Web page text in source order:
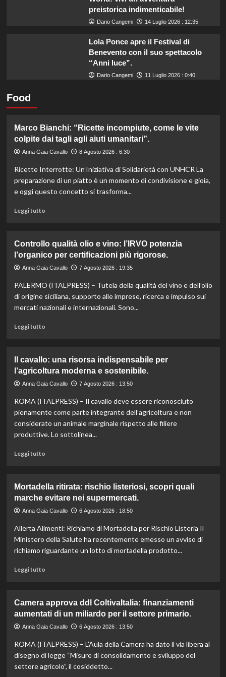
preistorica indimenticabile!
Dario Cangemi 14 Luglio 2026 : 12:35
Lola Ponce apre il Festival di
Benevento con il suo spettacolo
“Anni luce”.
Dario Cangemi 11 Luglio 2026 : 0:40
Food
Marco Bianchi: “Ricette incompiute, come le vite
colpite dai tagli agli aiuti umanitari”.
Anna Gaia Cavallo 8 Agosto 2026 : 6:30
Ricette Interrotte: Un’Iniziativa di Solidarietà con UNHCR La
preparazione di un piatto è un momento di condivisione e gioia,
e oggi questo concetto si trasforma...
Leggi tuttoLeggi
Marco
Bianchi:
“Ricette
come
le
vite
umanitari”.
Controllo qualità olio e vino: l’IRVO potenzia
l’organico per certificazioni più rigorose.
Anna Gaia Cavallo 7 Agosto 2026 : 19:35
PALERMO (ITALPRESS) – Tutela della qualità del vino e dell’olio
di origine siciliana, supporto alle imprese, ricerca e impulso sui
mercati nazionali e internazionali. Sono...
Leggi tuttoLeggi
Controllo
qualità
olio
vino:
l’IRVO
potenzia
per
Il cavallo: una risorsa indispensabile per
l’agricoltura moderna e sostenibile.
Anna Gaia Cavallo 7 Agosto 2026 : 13:50
ROMA (ITALPRESS) – Il cavallo deve essere riconosciuto
pienamente come parte integrante dell’agricoltura e non
considerato un animale marginale rispetto alle filiere
produttive. Lo sottolinea...
Leggi tuttoLeggi
Il
cavallo:
una
indispensabile
per
l’agricoltura
Mortadella ritirata: rischio listeriosi, scopri quali
marche evitare nei supermercati.
Anna Gaia Cavallo 6 Agosto 2026 : 18:50
Allerta Alimenti: Richiamo di Mortadella per Rischio Listeria Il
Ministero della Salute ha recentemente emesso un avviso di
richiamo riguardante un lotto di mortadella prodotto...
Leggi tuttoLeggi
Mortadella
ritirata:
rischio
scopri
quali
marche
Camera approva ddl ColtivaItalia: finanziamenti
aumentati di un miliardo per il settore primario.
Anna Gaia Cavallo 6 Agosto 2026 : 13:50
ROMA (ITALPRESS) – L’Aula della Camera ha dato il via libera al
disegno di legge “Misure di consolidamento e sviluppo del
settore agricolo”, il cosiddetto...